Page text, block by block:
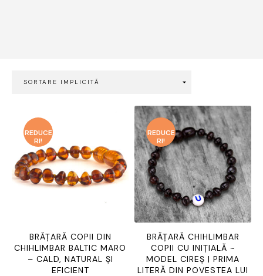
BRĂȚARĂ COPII DIN
CHIHLIMBAR BALTIC MARO
– CALD, NATURAL ȘI
EFICIENT
REDUCE
RI!
BRĂȚARĂ CHIHLIMBAR
COPII CU INIȚIALĂ ~
MODEL CIREȘ | PRIMA
LITERĂ DIN POVESTEA LUI
REDUCE
RI!